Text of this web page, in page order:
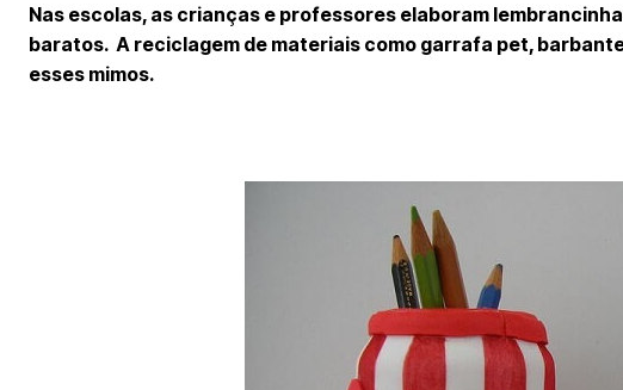
Nas escolas, as crianças e professores elaboram
baratos. A reciclagem de materiais como garrafa pet,
esses mimos.